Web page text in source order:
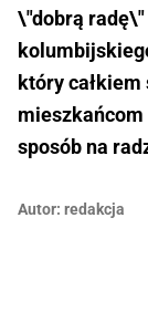
\"dobrą radę\"
który
sposób na
Autor: redakcja